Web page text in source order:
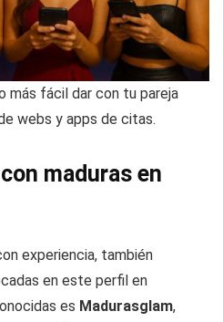
más fácil dar con tu pareja
webs y apps de citas.
maduras en
experiencia, también
en este perfil en
es Madurasglam,